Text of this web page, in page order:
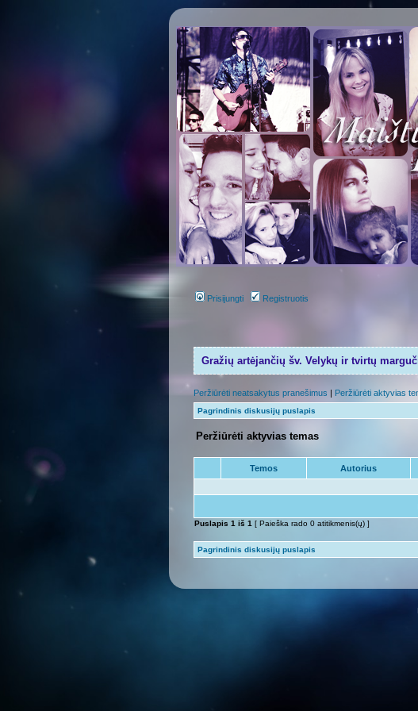
Prisijungti Registruotis
Gražių artėjančių šv. Velykų ir tvirtų
Peržiūrėti neatsakytus pranešimus | Peržiūrėti aktyvias
Pagrindinis diskusijų puslapis
Peržiūrėti aktyvias temas
Temos Autorius
Puslapis 1 iš 1 [ Paieška rado 0 atitikmenis(ų) ]
Pagrindinis diskusijų puslapis